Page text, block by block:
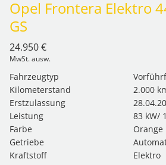
Opel Frontera Elektro
GS
24.950 €
MwSt. ausw.
Fahrzeugtyp
Kilometerstand
2.000
Erstzulassung
Leistung
83 kW/
Farbe
Orange
Getriebe
Kraftstoff
Elektro